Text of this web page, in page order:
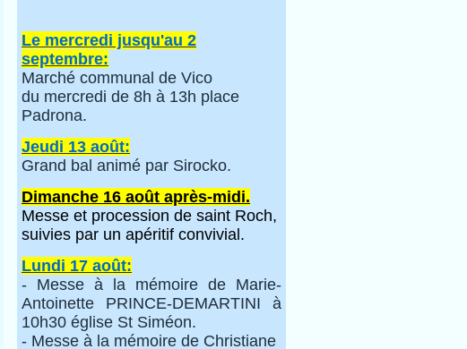
Le mercredi jusqu'au 2
septembre:
Marché communal de Vico
du mercredi de 8h à 13h place
Padrona.
Jeudi 13 août:
Grand bal animé par Sirocko.
Dimanche 16 août après-midi.
Messe et procession de saint Roch,
suivies par un apéritif convivial.
Lundi 17 août:
- Messe à la mémoire de Marie-
Antoinette PRINCE-DEMARTINI à
10h30 église St Siméon.
- Messe à la mémoire de Christiane